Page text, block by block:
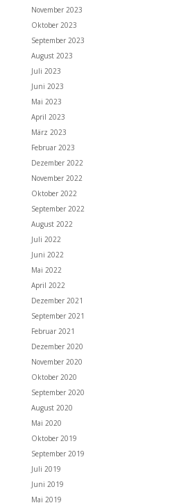
November 2023
Oktober 2023
September 2023
August 2023
Juli 2023
Juni 2023
Mai 2023
April 2023
März 2023
Februar 2023
Dezember 2022
November 2022
Oktober 2022
September 2022
August 2022
Juli 2022
Juni 2022
Mai 2022
April 2022
Dezember 2021
September 2021
Februar 2021
Dezember 2020
November 2020
Oktober 2020
September 2020
August 2020
Mai 2020
Oktober 2019
September 2019
Juli 2019
Juni 2019
Mai 2019